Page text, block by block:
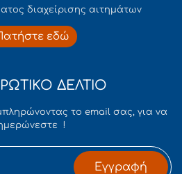
διαχείρισης αιτημάτων
εδώ
ΔΕΛΤΙΟ
το email σας, για να
!
Εγγραφή